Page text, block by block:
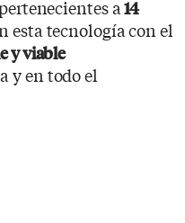
a14
esta tecnología con el
y viable
y en todo el